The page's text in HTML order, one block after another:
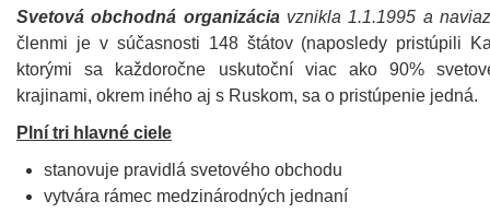
Svetová obchodná organizáciavznikla 1.1.1995 a
členmi je v súčasnosti 148 štátov (naposledy pristúpili
ktorými sa každoročne uskutoční viac ako 90%
krajinami, okrem iného aj s Ruskom, sa o pristúpenie jedná.
Plní tri hlavné ciele
stanovuje pravidlá svetového obchodu
vytvára rámec medzinárodných jednaní